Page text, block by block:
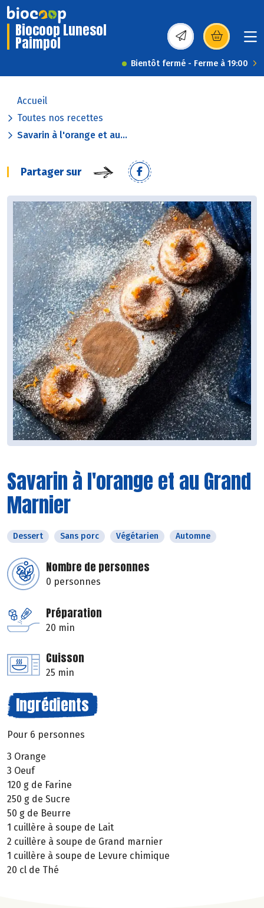
Biocoop Lunesol
Paimpol (s’ouvre dans une
Bientôt fermé - Ferme à 19:00
Accueil
Toutes nos recettes
Savarin à l'orange et au...
Partager sur
Savarin à l'orange et au Grand
Marnier
Dessert Sans porc Végétarien Automne
Nombre de personnes
0 personnes
Préparation
20 min
Cuisson
25 min
Ingrédients
Pour 6 personnes
3 Orange
3 Oeuf
120 g de Farine
250 g de Sucre
50 g de Beurre
1 cuillère à soupe de Lait
2 cuillère à soupe de Grand marnier
1 cuillère à soupe de Levure chimique
20 cl de Thé